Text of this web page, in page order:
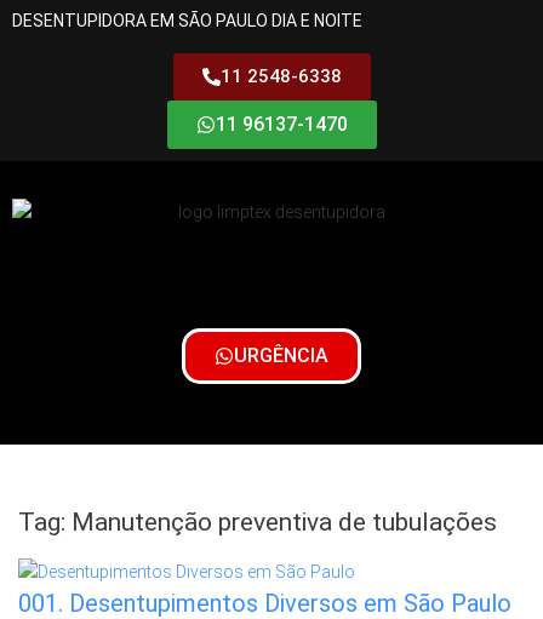
DESENTUPIDORA EM SÃO PAULO DIA E NOITE
11 2548-6338
11 96137-1470
URGÊNCIA
Tag: Manutenção preventiva de tubulações
001. Desentupimentos Diversos em São Paulo